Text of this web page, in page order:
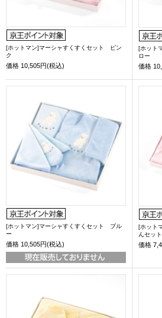
[ホットマン]マーシャすくすくセット ピン
ク
価格 10,505円(税込)
[ホット
ロー
価格
[ホットマン]マーシャすくすくセット ブル
ー
価格 10,505円(税込)
[ホット
んセッ
価格